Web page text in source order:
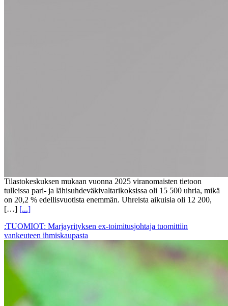
Tilastokeskuksen mukaan vuonna 2025 viranomaisten tietoon
tulleissa pari- ja lähisuhdeväkivaltarikoksissa oli 15 500 uhria, mikä
on 20,2 % edellisvuotista enemmän. Uhreista aikuisia oli 12 200,
[…] [...]
:TUOMIOT: Marjayrityksen ex-toimitusjohtaja tuomittiin
vankeuteen ihmiskaupasta